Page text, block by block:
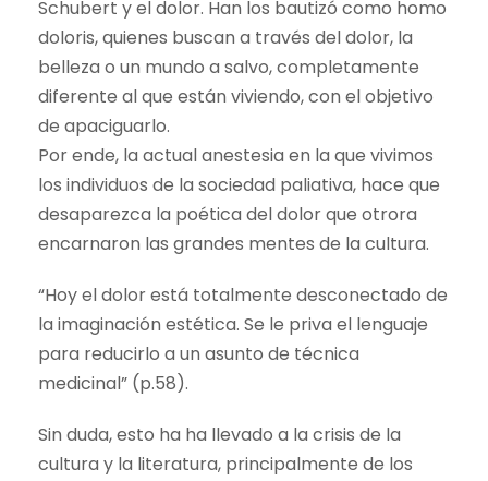
Schubert y el dolor. Han los bautizó como homo
doloris, quienes buscan a través del dolor, la
belleza o un mundo a salvo, completamente
diferente al que están viviendo, con el objetivo
de apaciguarlo.
Por ende, la actual anestesia en la que vivimos
los individuos de la sociedad paliativa, hace que
desaparezca la poética del dolor que otrora
encarnaron las grandes mentes de la cultura.
“Hoy el dolor está totalmente desconectado de
la imaginación estética. Se le priva el lenguaje
para reducirlo a un asunto de técnica
medicinal” (p.58).
Sin duda, esto ha ha llevado a la crisis de la
cultura y la literatura, principalmente de los